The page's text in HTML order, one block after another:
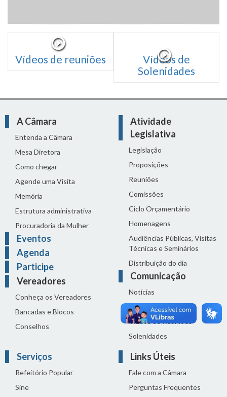
Vídeos de reuniões
Vídeos de
Solenidades
A Câmara
Entenda a Câmara
Mesa Diretora
Como chegar
Agende uma Visita
Memória
Estrutura administrativa
Procuradoria da Mulher
Eventos
Agenda
Participe
Vereadores
Conheça os Vereadores
Bancadas e Blocos
Conselhos
Atividade
Legislativa
Legislação
Proposições
Reuniões
Comissões
Ciclo Orçamentário
Homenagens
Audiências Públicas, Visitas
Técnicas e Seminários
Distribuição do dia
Comunicação
Notícias
Sala de Imprensa
Vídeos de Reuniões
Solenidades
Serviços
Refeitório Popular
Sine
Links Úteis
Fale com a Câmara
Perguntas Frequentes